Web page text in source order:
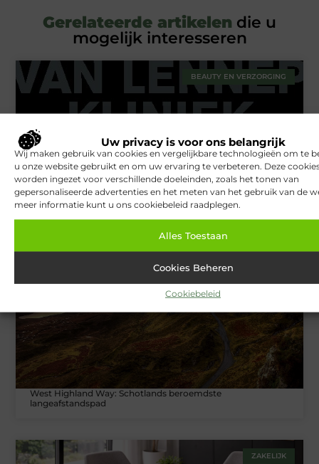
Uw privacy is voor ons belangrijk
Wij maken gebruik van cookies en vergelijkbare technologieën om te
u onze website gebruikt en om uw ervaring te verbeteren. Deze
worden ingezet voor verschillende doeleinden, zoals het tonen van
gepersonaliseerde advertenties en het meten van het gebruik van de
meer informatie kunt u ons cookiebeleid raadplegen.
Alles Toestaan
Cookies Beheren
Cookiebeleid
Gerelateerde artikelen die u
mogelijk interesseren
BEAUTY EN VERZORGING
Van Lennep Kliniek: Expertise en esthetiek in perfecte balans
West Highland Way: Schotlands beroemdste
langeafstandspad
ZAKELIJK